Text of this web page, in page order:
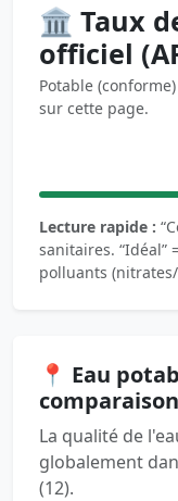
🏛️ Taux
officiel
Potable
sur cette page.
Lecture rapide :
sanitaires. “Idéal”
polluants (nitrates/
📍 Eau
comparaison
La qualité de
globalement
(12).